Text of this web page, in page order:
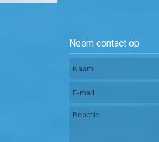
Neem contact op